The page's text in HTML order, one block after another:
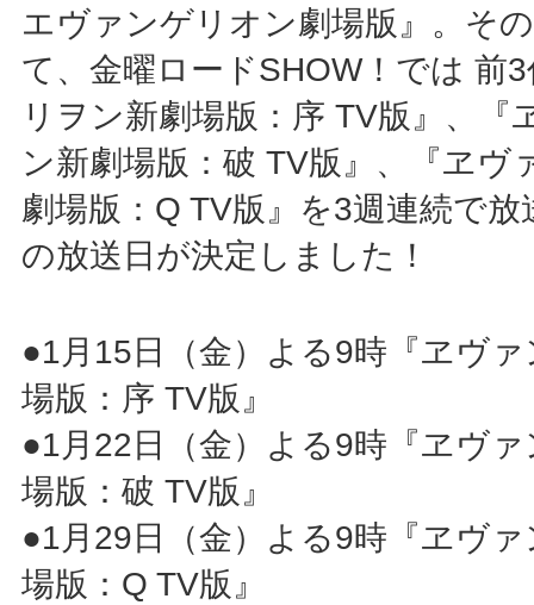
エヴァンゲリオン劇場版』。そ
て、金曜ロードSHOW！では 前
リヲン新劇場版：序 TV版』、『
ン新劇場版：破 TV版』、『ヱヴ
劇場版：Q TV版』を3週連続で
の放送日が決定しました！
●1月15日（金）よる9時『ヱヴ
場版：序 TV版』
●1月22日（金）よる9時『ヱヴ
場版：破 TV版』
●1月29日（金）よる9時『ヱヴ
場版：Q TV版』